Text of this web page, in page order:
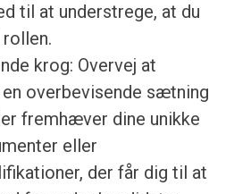
til at understrege, at du
krog: Overvej at
en overbevisende sætning
fremhæver dine unikke
eller
der får dig til at